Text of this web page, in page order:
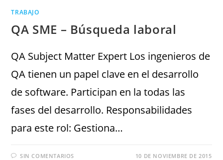
TRABAJO
QA SME – Búsqueda laboral
QA Subject Matter Expert Los ingenieros de
QA tienen un papel clave en el desarrollo
de software. Participan en la todas las
fases del desarrollo. Responsabilidades
para este rol: Gestiona…
SIN COMENTARIOS 10 DE NOVIEMBRE DE 2015